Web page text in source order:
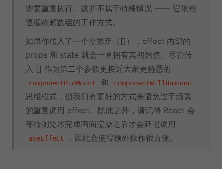
需要重复执行。这并不属于特殊情况 —— 它依然
遵循依赖数组的工作方式。
如果你传入了一个空数组（[]），effect 内部的
props 和 state 就会一直拥有其初始值。尽管传
入 [] 作为第二个参数更接近大家更熟悉的
componentDidMount 和 componentWillUnmount
思维模式，但我们有更好的方式来避免过于频繁
的重复调用 effect。除此之外，请记得 React 会
等待浏览器完成画面渲染之后才会延迟调用
useEffect ，因此会使得额外操作很方便。